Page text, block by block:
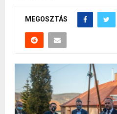
MEGOSZTÁS